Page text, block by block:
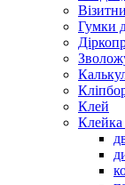
Гумки
Клей
Клейка